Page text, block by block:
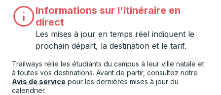
Informations sur l'itinéraire en
direct
Les mises à jour en temps réel indiquent le
prochain départ, la destination et le tarif.
Trailways relie les étudiants du campus à leur ville natale et
à toutes vos destinations. Avant de partir, consultez notre
Avis de service pour les dernières mises à jour du
calendrier.